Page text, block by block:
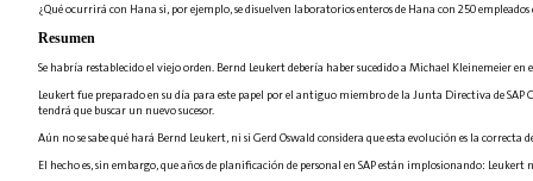
¿Qué ocurrirá con Hana si, por ejemplo, se disuelven laboratorios enteros de Hana con 250
Resumen
Se habría restablecido el viejo orden. Bernd Leukert debería haber sucedido a Michael Kleinemeier
Leukert fue preparado en su día para este papel por el antiguo miembro de la Junta Directiva de
tendrá que buscar un nuevo sucesor.
Aún no se sabe qué hará Bernd Leukert, ni si Gerd Oswald considera que esta evolución es la correcta
El hecho es, sin embargo, que años de planificación de personal en SAP están implosionando: